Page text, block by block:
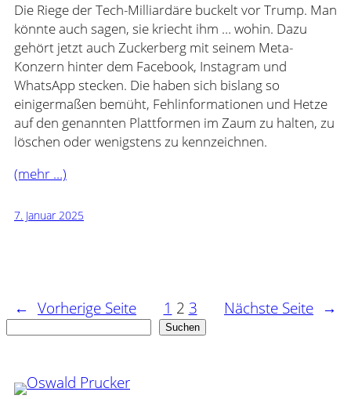
Die Riege der Tech-Milliardäre buckelt vor Trump. Man
könnte auch sagen, sie kriecht ihm … wohin. Dazu
gehört jetzt auch Zuckerberg mit seinem Meta-
Konzern hinter dem Facebook, Instagram und
WhatsApp stecken. Die haben sich bislang so
einigermaßen bemüht, Fehlinformationen und Hetze
auf den genannten Plattformen im Zaum zu halten, zu
löschen oder wenigstens zu kennzeichnen.
(mehr …)
7. Januar 2025
← Vorherige Seite 1 2 3 Nächste Seite →
Suchen